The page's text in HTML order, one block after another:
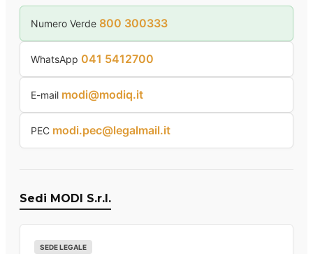
Numero Verde 800 300333
WhatsApp 041 5412700
E-mail modi@modiq.it
PEC modi.pec@legalmail.it
Sedi MODI S.r.l.
SEDE LEGALE